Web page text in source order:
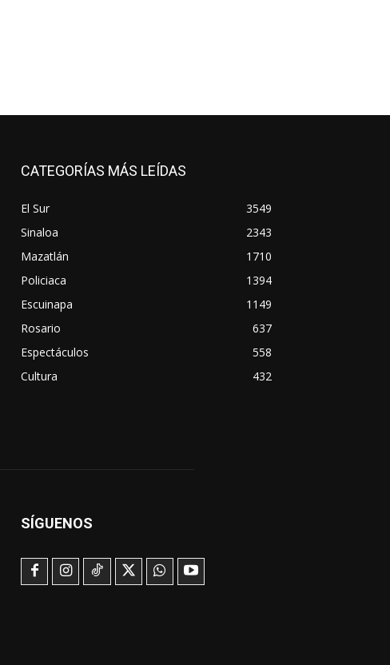
CATEGORÍAS MÁS LEÍDAS
El Sur
3549
Sinaloa
2343
Mazatlán
1710
Policiaca
1394
Escuinapa
1149
Rosario
637
Espectáculos
558
Cultura
432
SÍGUENOS